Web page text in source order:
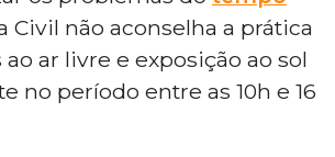
Civil não aconselha a prática
ar livre e exposição ao sol
no período entre as 10h e 16